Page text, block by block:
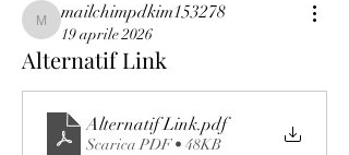
mailchimpdkim153278
mailchimpdkim153278
19 aprile 2026
Alternatif Link
Alternatif Link.pdf
Scarica PDF • 48KB